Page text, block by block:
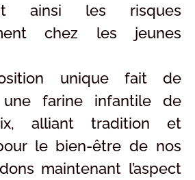
ainsi les risques
chez les jeunes
unique fait de
une farine infantile de
alliant tradition et
le bien-être de nos
maintenant l’aspect